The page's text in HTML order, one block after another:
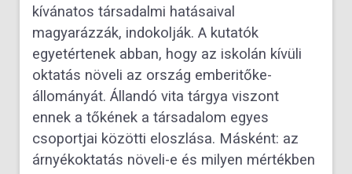
kívánatos társadalmi hatásaival
magyarázzák, indokolják. A kutatók
egyetértenek abban, hogy az iskolán kívüli
oktatás növeli az ország emberitőke-
állományát. Állandó vita tárgya viszont
ennek a tőkének a társadalom egyes
csoportjai közötti eloszlása. Másként: az
árnyékoktatás növeli-e és milyen mértékben